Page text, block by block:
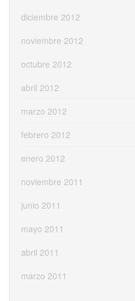
diciembre 2012
noviembre 2012
octubre 2012
abril 2012
marzo 2012
febrero 2012
enero 2012
noviembre 2011
junio 2011
mayo 2011
abril 2011
marzo 2011